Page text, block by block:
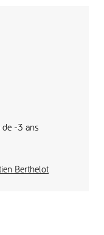
-3 ans
Berthelot